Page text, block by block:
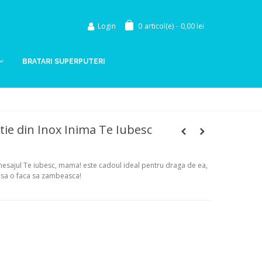
Login 0 articol(e) - 0,00 lei
BRATARI SUPERPUTERI
din Inox Inima Te Iubesc
Te iubesc, mama! este cadoul ideal pentru draga de ea,
o faca sa zambeasca!